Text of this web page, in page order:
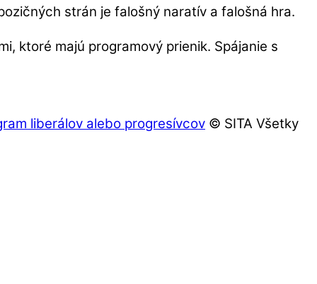
strán je falošný naratív a falošná hra.
ktoré majú programový prienik. Spájanie s
liberálov alebo progresívcov © SITA Všetky